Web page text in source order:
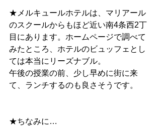
★メルキュールホテルは、マリアール
のスクールからもほど近い南4条西2丁
目にあります。ホームページで調べて
みたところ、ホテルのビュッフェとし
ては本当にリーズナブル。
午後の授業の前、少し早めに街に来
て、ランチするのも良さそうです。
★ちなみに…